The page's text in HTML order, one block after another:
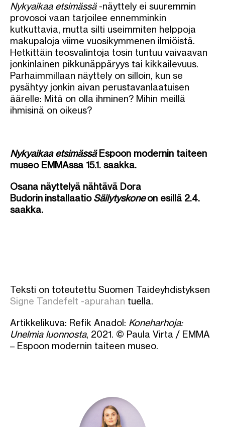
Nykyaikaa etsimässä-näyttely ei suuremmin
provosoi vaan tarjoilee ennemminkin
kutkuttavia, mutta silti useimmiten helppoja
makupaloja viime vuosikymmenen ilmiöistä.
Hetkittäin teosvalintoja tosin tuntuu vaivaavan
jonkinlainen pikkunäppäryys tai kikkailevuus.
Parhaimmillaan näyttely on silloin, kun se
pysähtyy jonkin aivan perustavanlaatuisen
äärelle: Mitä on olla ihminen? Mihin meillä
ihmisinä on oikeus?
Nykyaikaa etsimässäEspoon modernin taiteen
museo EMMAssa 15.1. saakka.
Osana näyttelyä nähtävä Dora
Budorin installaatioSäilytyskoneon esillä 2.4.
saakka.
Teksti on toteutettu Suomen Taideyhdistyksen
Signe Tandefelt -apurahan tuella.
Artikkelikuva: Refik Anadol: Koneharhoja:
Unelmia luonnosta, 2021. © Paula Virta / EMMA
– Espoon modernin taiteen museo.